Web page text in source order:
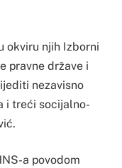
okviru njih Izborni
pravne države i
nezavisno
i treći socijalno-
a povodom